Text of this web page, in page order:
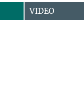
VIDEO